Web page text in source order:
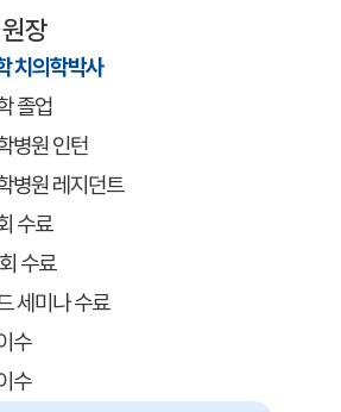
원장
치의학박사
졸업
병원 인턴
병원 레지던트
수료
수료
세미나 수료
수
수